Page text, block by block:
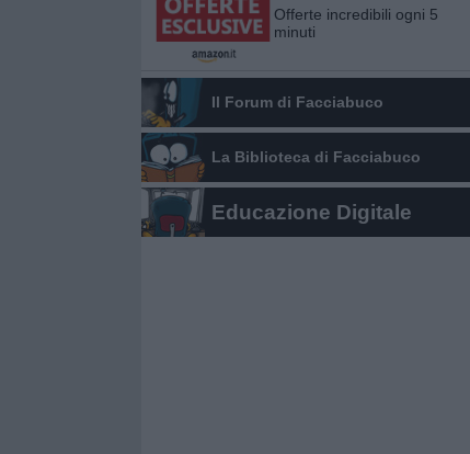
Offerte incredibili ogni 5
minuti
Il Forum di Facciabuco
La Biblioteca di Facciabuco
Educazione Digitale